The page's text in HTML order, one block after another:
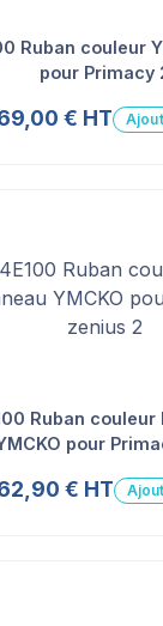
Ruban couleur
pour Primacy
€ HT
Ruban
pour
€ HT